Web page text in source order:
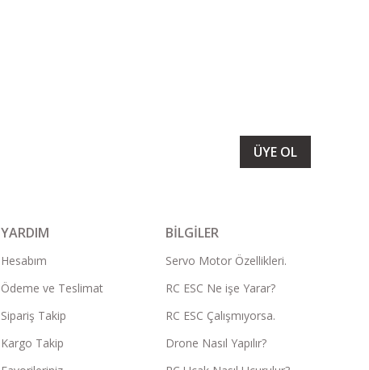
ÜYE OL
YARDIM
Hesabım
Ödeme ve Teslimat
Sipariş Takip
Kargo Takip
BİLGİLER
Servo Motor Özellikleri.
RC ESC Ne işe Yarar?
RC ESC Çalışmıyorsa.
Drone Nasıl Yapılır?